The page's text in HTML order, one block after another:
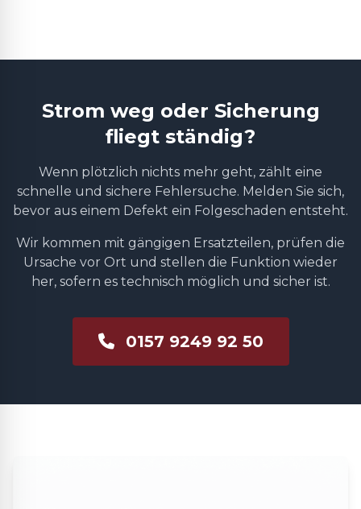
Strom weg oder Sicherung
fliegt ständig?
Wenn plötzlich nichts mehr geht, zählt eine
schnelle und sichere Fehlersuche. Melden Sie sich,
bevor aus einem Defekt ein Folgeschaden entsteht.
Wir kommen mit gängigen Ersatzteilen, prüfen die
Ursache vor Ort und stellen die Funktion wieder
her, sofern es technisch möglich und sicher ist.
0157 9249 92 50